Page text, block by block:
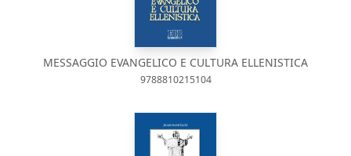
MESSAGGIO EVANGELICO E CULTURA ELLENISTICA
9788810215104